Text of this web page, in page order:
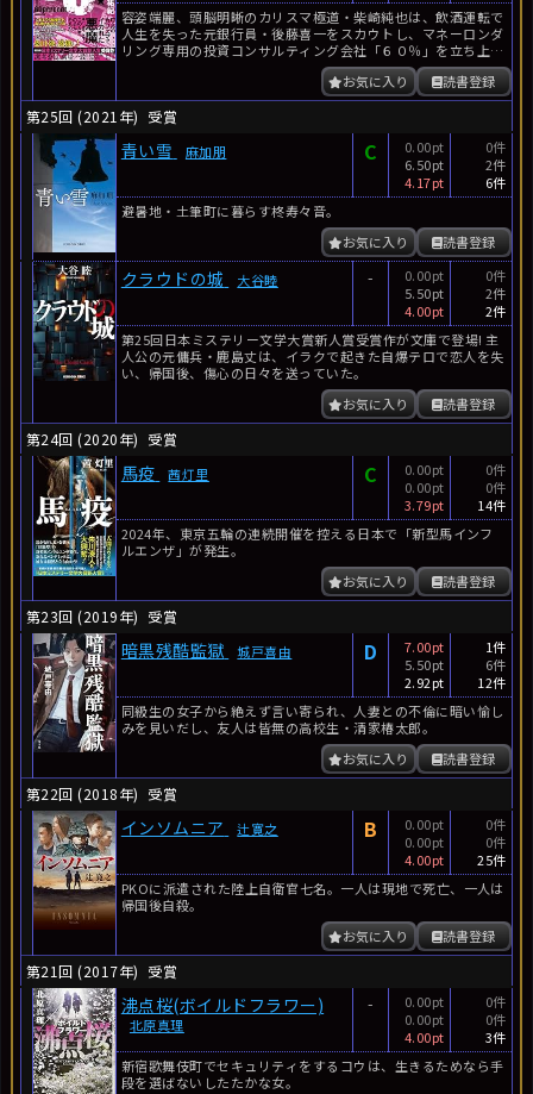
容姿端麗、頭脳明晰のカリスマ極道・柴崎純也は、飲酒運転で
人生を失った元銀行員・後藤喜一をスカウトし、マネーロンダ
リング専用の投資コンサルティング会社「６０％」を立ち上げ
読書登録
お気に入り
第25回 (2021年) 受賞
青い雪 麻加朋 C
0.00pt
6.50pt
4.17pt
0件
2件
6件
避暑地・土筆町に暮らす柊寿々音。
読書登録
お気に入り
クラウドの城 大谷睦 -
0.00pt
5.50pt
4.00pt
0件
2件
2件
第25回日本ミステリー文学大賞新人賞受賞作が文庫で登場! 主
人公の元傭兵・鹿島丈は、イラクで起きた自爆テロで恋人を失
い、帰国後、傷心の日々を送っていた。
読書登録
お気に入り
第24回 (2020年) 受賞
馬疫 茜灯里 C
0.00pt
0.00pt
3.79pt
0件
0件
14件
2024年、東京五輪の連続開催を控える日本で「新型馬インフ
ルエンザ」が発生。
読書登録
お気に入り
第23回 (2019年) 受賞
暗黒残酷監獄 城戸喜由 D
7.00pt
5.50pt
2.92pt
1件
6件
12件
同級生の女子から絶えず言い寄られ、人妻との不倫に暗い愉し
みを見いだし、友人は皆無の高校生・清家椿太郎。
読書登録
お気に入り
第22回 (2018年) 受賞
インソムニア 辻寛之 B
0.00pt
0.00pt
4.00pt
0件
0件
25件
PKOに派遣された陸上自衛官七名。一人は現地で死亡、一人は
帰国後自殺。
読書登録
お気に入り
第21回 (2017年) 受賞
沸点桜(ボイルドフラワー)
北原真理
-
0.00pt
0.00pt
4.00pt
0件
0件
3件
新宿歌舞伎町でセキュリティをするコウは、生きるためなら手
段を選ばないしたたかな女。